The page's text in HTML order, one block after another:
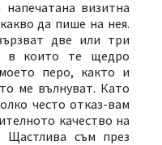
визитна
да пише на нея.
две или три
в които те щедро
перо, както и
ме вълнуват. Като
често отказ-вам
качество на
Щастлива съм през